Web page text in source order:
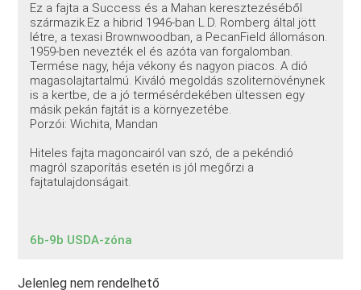
Ez a fajta a Success és a Mahan keresztezéséből
származik.Ez a hibrid 1946-ban L.D. Romberg által jött
létre, a texasi Brownwoodban, a PecanField állomáson.
1959-ben nevezték el és azóta van forgalomban.
Termése nagy, héja vékony és nagyon piacos. A dió
magasolajtartalmú. Kiváló megoldás szoliternövénynek
is a kertbe, de a jó termésérdekében ültessen egy
másik pekán fajtát is a környezetébe.
Porzói: Wichita, Mandan
Hiteles fajta magoncairól van szó, de a pekéndió
magról szaporítás esetén is jól megőrzi a
fajtatulajdonságait.
6b-9b USDA-zóna
Jelenleg nem rendelhető